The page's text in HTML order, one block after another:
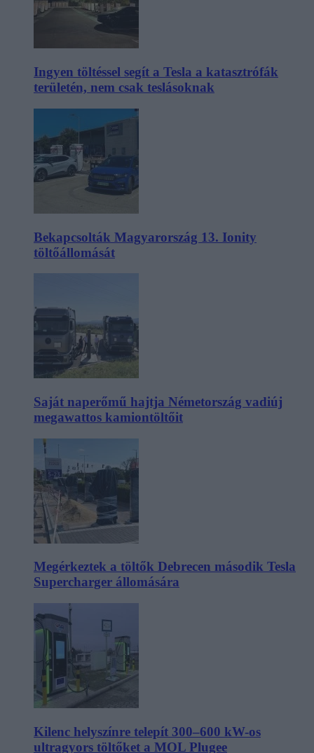
Ingyen töltéssel segít a Tesla a katasztrófák
területén, nem csak teslásoknak
Bekapcsolták Magyarország 13. Ionity
töltőállomását
Saját naperőmű hajtja Németország vadiúj
megawattos kamiontöltőit
Megérkeztek a töltők Debrecen második Tesla
Supercharger állomására
Kilenc helyszínre telepít 300–600 kW-os
ultragyors töltőket a MOL Plugee